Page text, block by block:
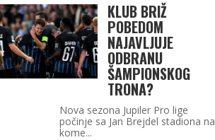
KLUB BRIŽ
POBEDOM
NAJAVLJUJE
ODBRANU
ŠAMPIONSKOG
TRONA?
Nova sezona Jupiler Pro lige
počinje sa Jan Brejdel stadiona na
kome...